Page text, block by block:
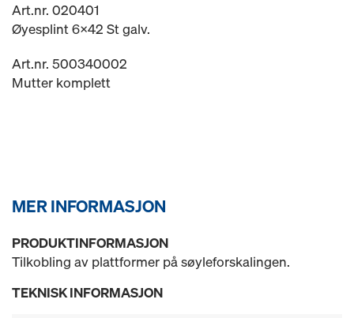
Art.nr. 020401
Øyesplint 6x42 St galv.
Art.nr. 500340002
Mutter komplett
MER INFORMASJON
PRODUKTINFORMASJON
Tilkobling av plattformer på søyleforskalingen.
TEKNISK INFORMASJON